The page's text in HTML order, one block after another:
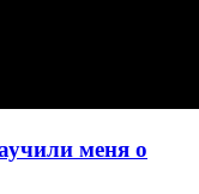
меня о